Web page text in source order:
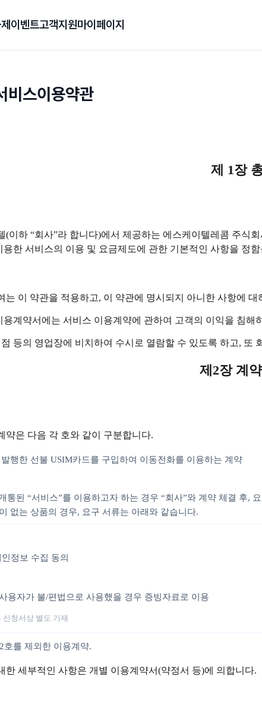
이벤트고객지원마이페이지
비스이용약관
제 1장
(이하 “회사”라 합니다)에서 제공하는 에스케이텔레콤 주식
한 서비스의 이용 및 요금제도에 관한 기본적인 사항을 정
이 약관을 적용하고, 이 약관에 명시되지 아니한 사항에
계약서에는 서비스 이용계약에 관하여 고객의 이익을 침해
등의 영업장에 비치하여 수시로 열람할 수 있도록 하고, 또
제2장 계
은 다음 각 호와 같이 구분합니다.
행한 선불 USIM카드를 구입하여 이동전화를 이용하는 계약
통된 “서비스”를 이용하고자 하는 경우 “회사”와 계약 체결 후
없는 상품의 경우, 요구 서류는 아래와 같습니다.
정보 수집 동의
용자가 불/편법으로 사용했을 경우 증빙자료로 이용
청서상 별도 기재
호를 제외한 이용계약.
세부적인 사항은 개별 이용계약서(약정서 등)에 의합니다.